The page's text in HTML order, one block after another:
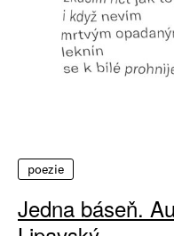
poezie
Jedna báseň.